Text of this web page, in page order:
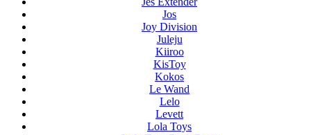
Jos
Joy Division
Juleju
Kiiroo
KisToy
Kokos
Le Wand
Lelo
Levett
Lola Toys